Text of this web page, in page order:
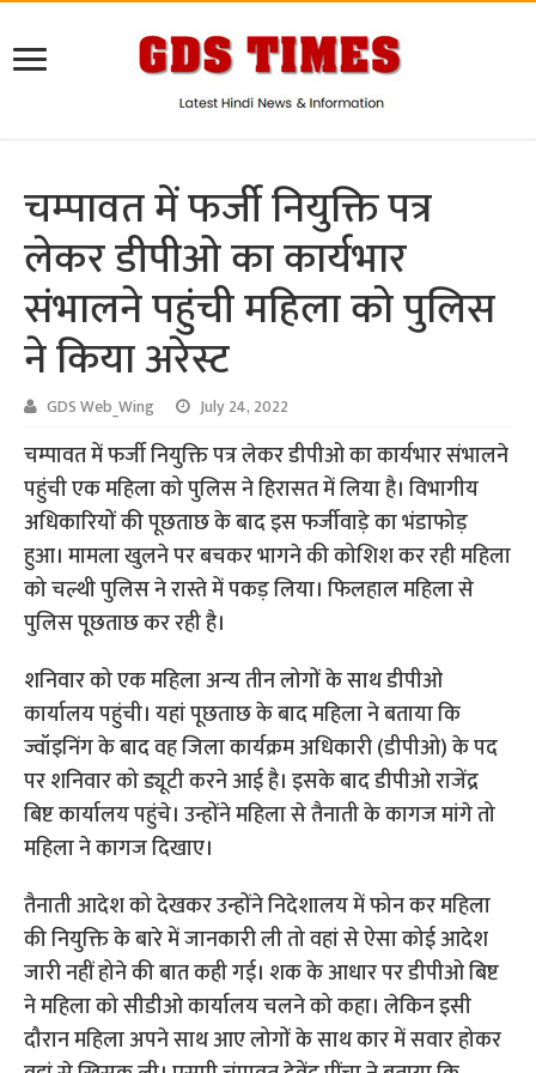
चम्पावत में फर्जी नियुक्ति पत्र
लेकर डीपीओ का कार्यभार
संभालने पहुंची महिला को पुलिस
ने किया अरेस्ट
GDS Web_Wing July 24, 2022
चम्पावत में फर्जी नियुक्ति पत्र लेकर डीपीओ का कार्यभार संभालने
पहुंची एक महिला को पुलिस ने हिरासत में लिया है। विभागीय
अधिकारियों की पूछताछ के बाद इस फर्जीवाड़े का भंडाफोड़
हुआ। मामला खुलने पर बचकर भागने की कोशिश कर रही महिला
को चल्थी पुलिस ने रास्ते में पकड़ लिया। फिलहाल महिला से
पुलिस पूछताछ कर रही है।
शनिवार को एक महिला अन्य तीन लोगों के साथ डीपीओ
कार्यालय पहुंची। यहां पूछताछ के बाद महिला ने बताया कि
ज्वॉइनिंग के बाद वह जिला कार्यक्रम अधिकारी (डीपीओ) के पद
पर शनिवार को ड्यूटी करने आई है। इसके बाद डीपीओ राजेंद्र
बिष्ट कार्यालय पहुंचे। उन्होंने महिला से तैनाती के कागज मांगे तो
महिला ने कागज दिखाए।
तैनाती आदेश को देखकर उन्होंने निदेशालय में फोन कर महिला
की नियुक्ति के बारे में जानकारी ली तो वहां से ऐसा कोई आदेश
जारी नहीं होने की बात कही गई। शक के आधार पर डीपीओ बिष्ट
ने महिला को सीडीओ कार्यालय चलने को कहा। लेकिन इसी
दौरान महिला अपने साथ आए लोगों के साथ कार में सवार होकर